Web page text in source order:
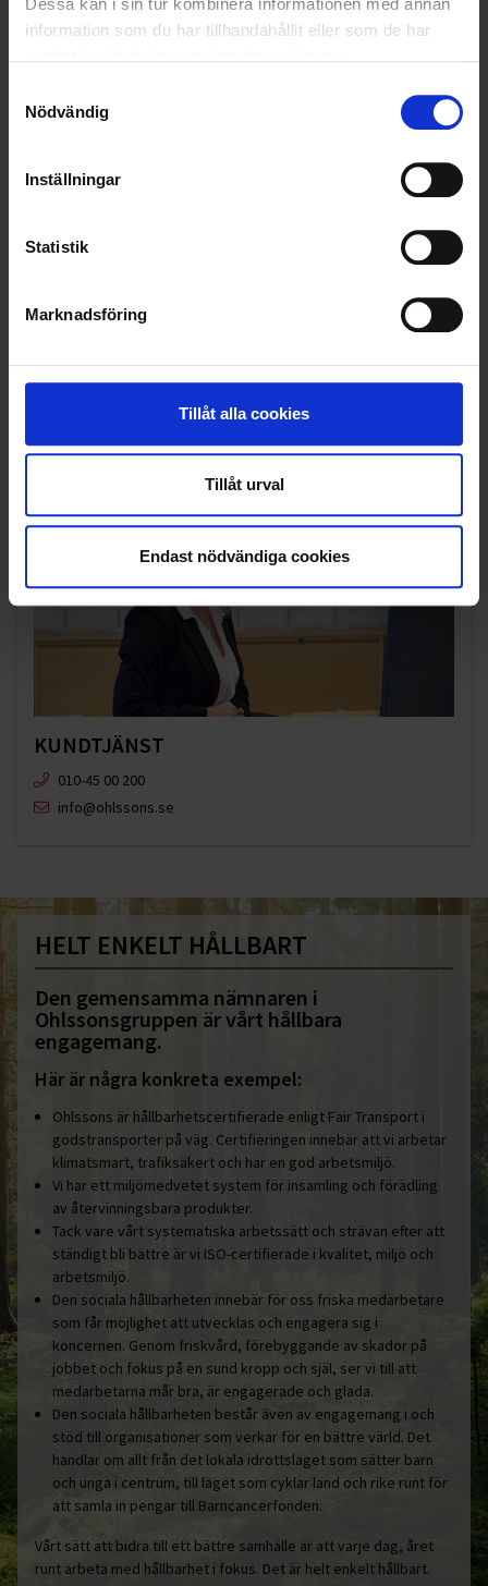
Dessa kan i sin tur kombinera informationen med annan
information som du har tillhandahållit eller som de har
Nödvändig
Inställningar
Statistik
Marknadsföring
Tillåt alla cookies
Tillåt urval
Endast nödvändiga cookies
OHLSSONS REGION MITT
OHLSSONSKOLLEGOR
VELLINGE
KUNDTJÄNST
010-45 00 200​
info@ohlssons.se
HELT ENKELT HÅLLBART
Den gemensamma nämnaren i
Ohlssonsgruppen är vårt hållbara
engagemang.
Här är några konkreta exempel:
Ohlssons är hållbarhetscertifierade enligt Fair Transport i
godstransporter på väg. Certifieringen innebär att vi arbetar
klimatsmart, trafiksäkert och har en god arbetsmiljö.
Vi har ett miljömedvetet system för insamling och förädling
av återvinningsbara produkter.
Tack vare vårt systematiska arbetssätt och strävan efter att
ständigt bli bättre är vi ISO-certifierade i kvalitet, miljö och
arbetsmiljö.
Den sociala hållbarheten innebär för oss friska medarbetare
som får möjlighet att utvecklas och engagera sig i
koncernen. Genom friskvård, förebyggande av skador på
jobbet och fokus på en sund kropp och själ, ser vi till att
medarbetarna mår bra, är engagerade och glada.
Den sociala hållbarheten består även av engagemang i och
stöd till organisationer som verkar för en bättre värld. Det
handlar om allt från det lokala idrottslaget som sätter barn
och unga i centrum, till laget som cyklar land och rike runt för
att samla in pengar till Barncancerfonden.
Vårt sätt att bidra till ett bättre samhälle är att varje dag, året
runt arbeta med hållbarhet i fokus. Det är helt enkelt hållbart.